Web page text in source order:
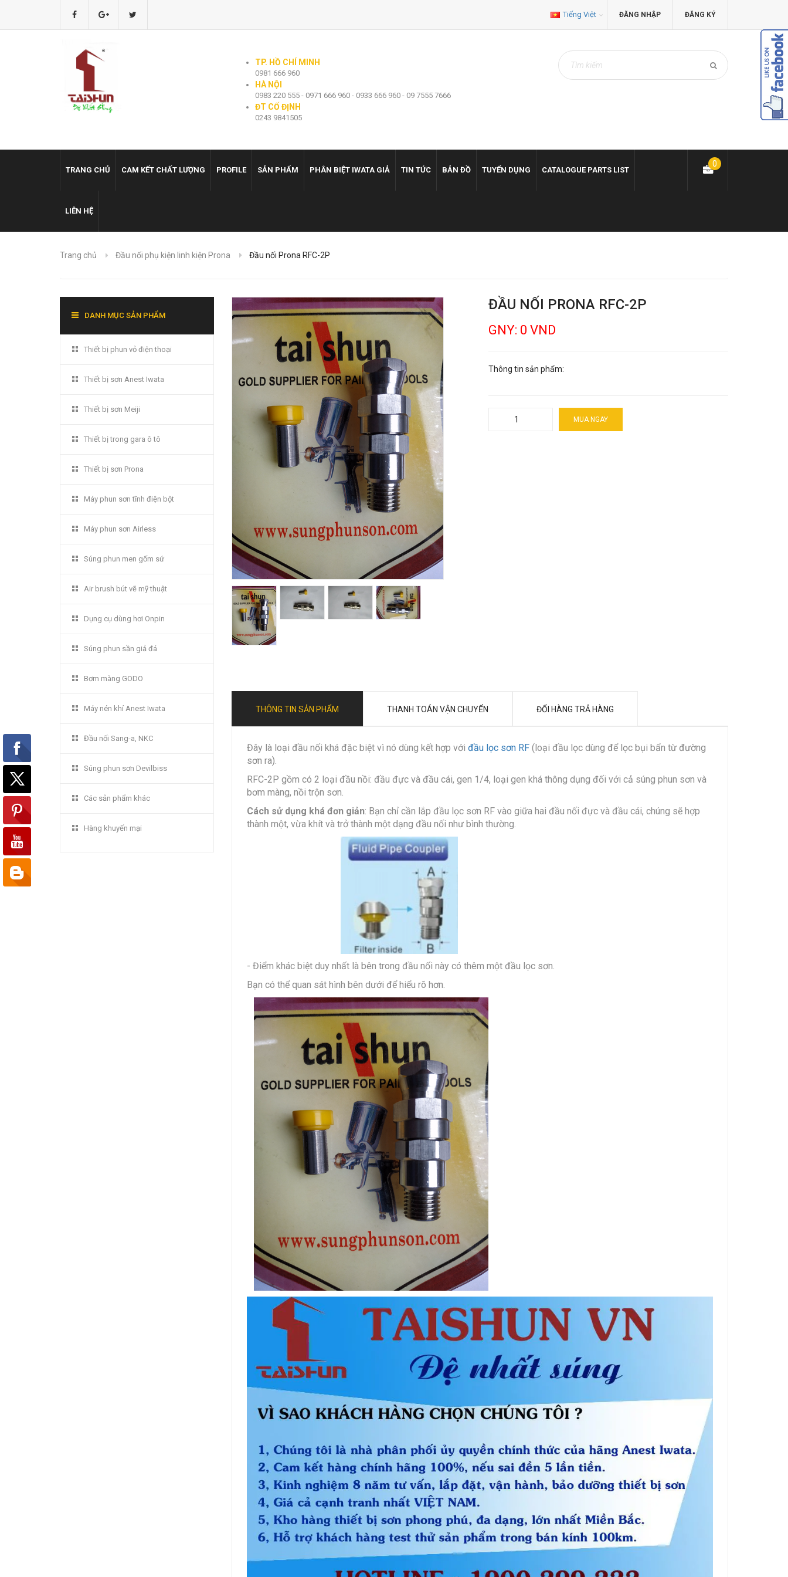
ĐĂNG NHẬP ĐĂNG KÝ
Tiếng Việt
TP. HỒ CHÍ MINH
0981 666 960
HÀ NỘI
0983 220 555 - 0971 666 960 - 0933 666 960 - 09 7555 7666
ĐT CỐ ĐỊNH
0243 9841505
TRANG CHỦ CAM KẾT CHẤT LƯỢNG PROFILE SẢN PHẨM PHÂN BIỆT IWATA GIẢ TIN TỨC BẢN ĐỒ TUYỂN DỤNG CATALOGUE PARTS LIST
LIÊN HỆ
0
Trang chủ Đầu nối phụ kiện linh kiện Prona Đầu nối Prona RFC-2P
ĐẦU NỐI PRONA RFC-2P
GNY: 0 VND
Thông tin sản phẩm:
MUA NGAY
THÔNG TIN SẢN PHẨM THANH TOÁN VẬN CHUYỂN ĐỔI HÀNG TRẢ HÀNG
Đây là loại đầu nối khá đặc biệt vì nó dùng kết hợp với đầu lọc sơn RF (loại đầu lọc dùng để lọc bụi bẩn từ đường
sơn ra).
RFC-2P gồm có 2 loại đầu nồi: đầu đực và đầu cái, gen 1/4, loại gen khá thông dụng đối với cả súng phun sơn và
bơm màng, nồi trộn sơn.
Cách sử dụng khá đơn giản: Bạn chỉ cần lắp đầu lọc sơn RF vào giữa hai đầu nối đực và đầu cái, chúng sẽ hợp
thành một, vừa khít và trở thành một dạng đầu nối như bình thường.
- Điểm khác biệt duy nhất là bên trong đầu nối này có thêm một đầu lọc sơn.
Bạn có thể quan sát hình bên dưới để hiểu rõ hơn.
DANH MỤC SẢN PHẨM
Thiết bị phun vỏ điện thoại
Thiết bị sơn Anest Iwata
Thiết bị sơn Meiji
Thiết bị trong gara ô tô
Thiết bị sơn Prona
Máy phun sơn tĩnh điện bột
Máy phun sơn Airless
Súng phun men gốm sứ
Air brush bút vẽ mỹ thuật
Dụng cụ dùng hơi Onpin
Súng phun sần giả đá
Bơm màng GODO
Máy nén khí Anest Iwata
Đầu nối Sang-a, NKC
Súng phun sơn Devilbiss
Các sản phẩm khác
Hàng khuyến mại